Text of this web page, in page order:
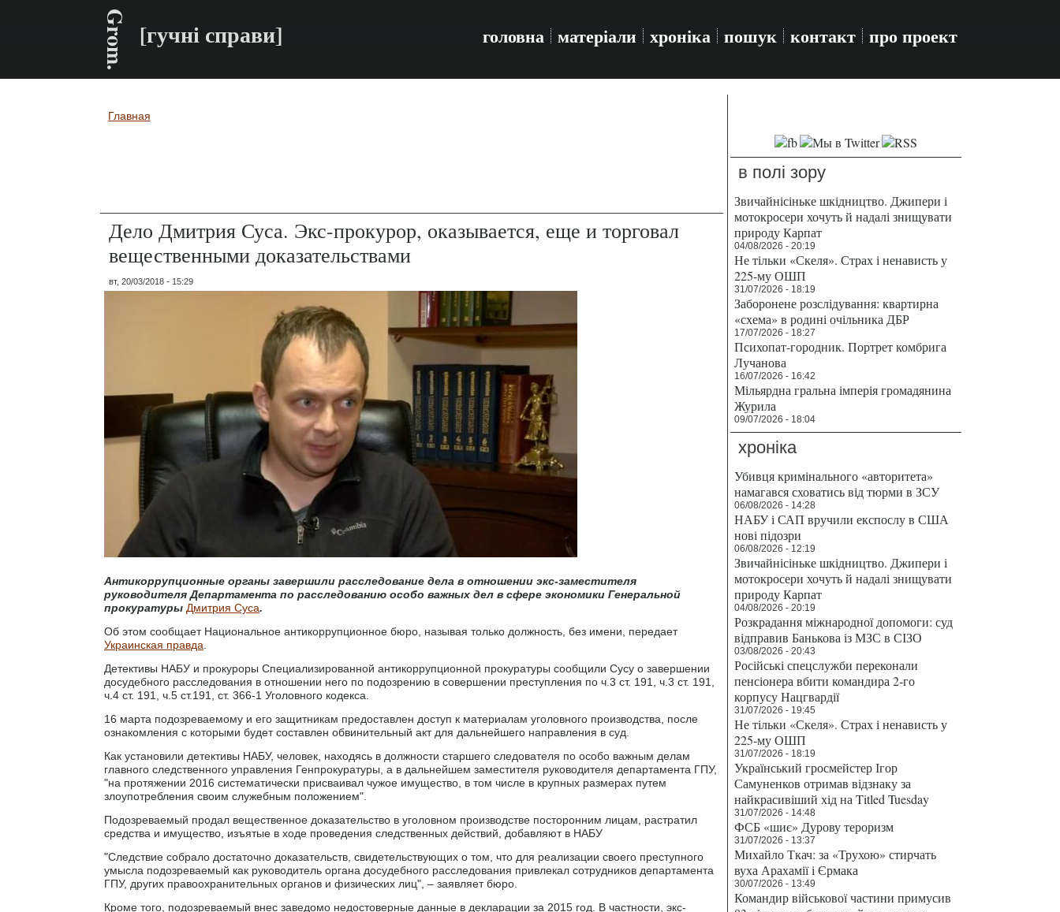
Grom. [гучні справи] головна матеріали хроніка пошук контакт про проект
Вы здесь
Главная
Дело Дмитрия Суса. Экс-прокурор, оказывается, еще и торговал
вещественными доказательствами
вт, 20/03/2018 - 15:29
Антикоррупционные органы завершили расследование дела в отношении экс-заместителя
руководителя Департамента по расследованию особо важных дел в сфере экономики Генеральной
прокуратуры Дмитрия Суса.
Об этом сообщает Национальное антикоррупционное бюро, называя только должность, без имени, передает
Украинская правда
Детективы НАБУ и прокуроры Специализированной антикоррупционной прокуратуры сообщили Сусу о завершении
досудебного расследования в отношении него по подозрению в совершении преступления по ч.3 ст. 191, ч.3 ст. 191,
ч.4 ст. 191, ч.5 ст.191, ст. 366-1 Уголовного кодекса.
16 марта подозреваемому и его защитникам предоставлен доступ к материалам уголовного производства, после
ознакомления с которыми будет составлен обвинительный акт для дальнейшего направления в суд.
Как установили детективы НАБУ, человек, находясь в должности старшего следователя по особо важным делам
главного следственного управления Генпрокуратуры, а в дальнейшем заместителя руководителя департамента ГПУ,
"на протяжении 2016 систематически присваивал чужое имущество, в том числе в крупных размерах путем
злоупотребления своим служебным положением".
Подозреваемый продал вещественное доказательство в уголовном производстве посторонним лицам, растратил
средства и имущество, изъятые в ходе проведения следственных действий, добавляют в НАБУ
"Следствие собрало достаточно доказательств, свидетельствующих о том, что для реализации своего преступного
умысла подозреваемый как руководитель органа досудебного расследования привлекал сотрудников департамента
ГПУ, других правоохранительных органов и физических лиц", – заявляет бюро.
Кроме того, подозреваемый внес заведомо недостоверные данные в декларации за 2015 год. В частности, экс-
в полі зору
Звичайнісіньке шкідництво. Джипери і
мотокросери хочуть й надалі знищувати
природу Карпат
04/08/2026 - 20:19
Не тільки «Скеля». Страх і ненависть у
225-му ОШП
31/07/2026 - 18:19
Заборонене розслідування: квартирна
«схема» в родині очільника ДБР
17/07/2026 - 18:27
Психопат-городник. Портрет комбрига
Лучанова
16/07/2026 - 16:42
Мільярдна гральна імперія громадянина
Журила
09/07/2026 - 18:04
хроніка
Убивця кримінального «авторитета»
намагався сховатись від тюрми в ЗСУ
06/08/2026 - 14:28
НАБУ і САП вручили експослу в США
нові підозри
06/08/2026 - 12:19
Звичайнісіньке шкідництво. Джипери і
мотокросери хочуть й надалі знищувати
природу Карпат
04/08/2026 - 20:19
Розкрадання міжнародної допомоги: суд
відправив Банькова із МЗС в СІЗО
03/08/2026 - 20:43
Російські спецслужби переконали
пенсіонера вбити командира 2-го
корпусу Нацгвардії
31/07/2026 - 19:45
Не тільки «Скеля». Страх і ненависть у
225-му ОШП
31/07/2026 - 18:19
Український гросмейстер Ігор
Самуненков отримав відзнаку за
найкрасивіший хід на Titled Tuesday
31/07/2026 - 14:48
ФСБ «шиє» Дурову тероризм
31/07/2026 - 13:37
Михайло Ткач: за «Трухою» стирчать
вуха Арахамії і Єрмака
30/07/2026 - 13:49
Командир військової частини примусив